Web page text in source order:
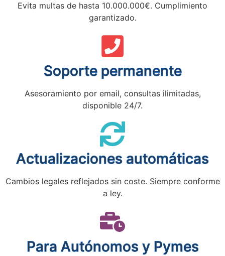
Evita multas de hasta 10.000.000€. Cumplimiento
garantizado.
Soporte permanente
Asesoramiento por email, consultas ilimitadas,
disponible 24/7.
Actualizaciones automáticas
Cambios legales reflejados sin coste. Siempre conforme
a ley.
Para Autónomos y Pymes